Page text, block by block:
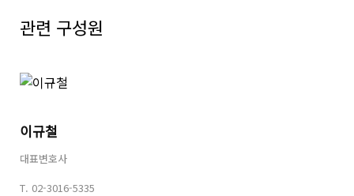
관련 구성원
이규철
대표변호사
T. 02-3016-5335